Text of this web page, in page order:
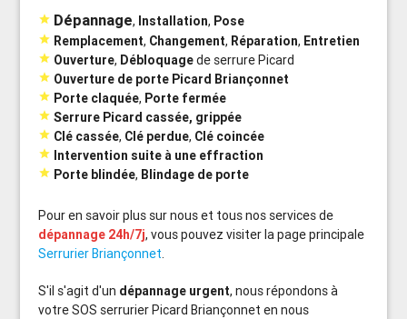
 Dépannage, Installation, Pose
 Remplacement, Changement, Réparation, Entretien
 Ouverture, Débloquagede serrure Picard
 Ouverture de porte Picard Briançonnet
 Porte claquée, Porte fermée
 Serrure Picard cassée, grippée
 Clé cassée, Clé perdue, Clé coincée
 Intervention suite à une effraction
 Porte blindée, Blindage de porte
Pour en savoir plus sur nous et tous nos services de
dépannage 24h/7j, vous pouvez visiter la page principale
Serrurier Briançonnet.
S'il s'agit d'un dépannage urgent, nous répondons à
votre SOS serrurier Picard Briançonnet en nous